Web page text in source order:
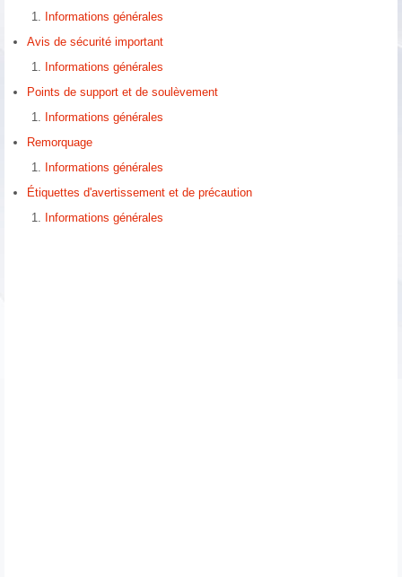
Informations générales
Avis de sécurité important
Informations générales
Points de support et de soulèvement
Informations générales
Remorquage
Informations générales
Étiquettes d'avertissement et de précaution
Informations générales